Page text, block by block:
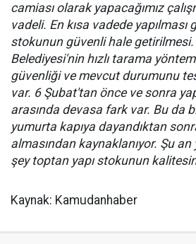
camiası olarak yapacağımız
vadeli. En kısa vadede yapılması
stokunun güvenli hale
Belediyesi'nin hızlı tarama
güvenliği ve mevcut durumunu
var. 6 Şubat'tan önce ve sonra
arasında devasa fark var. Bu da
yumurta kapıya dayandıktan
almasından kaynaklanıyor. Şu an
şey toptan yapı stokunun
Kaynak: Kamudanhaber